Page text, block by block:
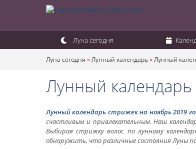
Луна сегодня
Луна сегодня »Лунный календарь»Лунный
Лунный
Лунный календарь стрижек на ноябрь 2019
счастливым и привлекательным. Наш
Выбирая стрижку волос по лунному
обнаружить, что различные состояния Луны